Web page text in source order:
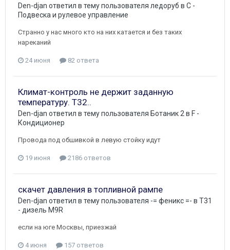
Den-djan ответил в тему пользователя ледоруб в C -
Подвеска и рулевое управление
Странно у нас много кто на них катается и без таких
нареканий
24 июня 82 ответа
Климат-контроль не держит заданную
температуру. Т32..
Den-djan ответил в тему пользователя Ботаник 2 в F -
Кондиционер
Провода под обшивкой в левую стойку идут
19 июня 2186 ответов
скачет давления в топливной рампе
Den-djan ответил в тему пользователя -= феникс =- в T31
- дизель M9R
если на юге Москвы, приезжай
4 июня 157 ответов